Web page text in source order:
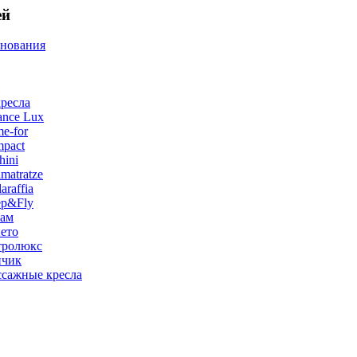
Lux
for
кресла